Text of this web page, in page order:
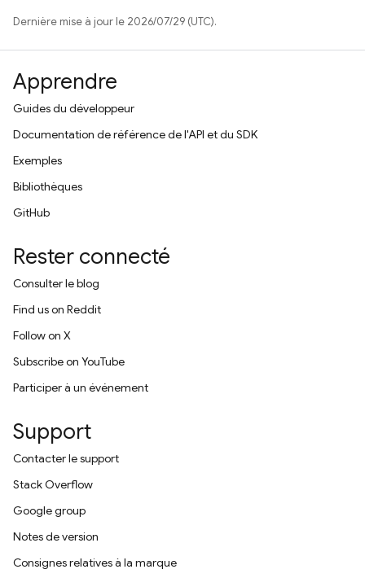
Dernière mise à jour le 2026/07/29 (UTC).
Apprendre
Guides du développeur
Documentation de référence de l'API et du SDK
Exemples
Bibliothèques
GitHub
Rester connecté
Consulter le blog
Find us on Reddit
Follow on X
Subscribe on YouTube
Participer à un événement
Support
Contacter le support
Stack Overflow
Google group
Notes de version
Consignes relatives à la marque